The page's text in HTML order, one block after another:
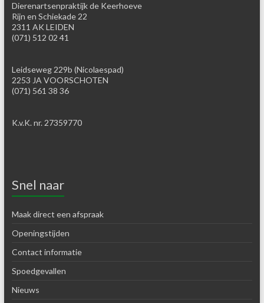
Dierenartsenpraktijk de Keerhoeve
Rijn en Schiekade 22
2311 AK LEIDEN
(071) 512 02 41
Leidseweg 229b (Nicolaespad)
2253 JA VOORSCHOTEN
(071) 561 38 36
K.v.K. nr. 27359770
Snel naar
Maak direct een afspraak
Openingstijden
Contact informatie
Spoedgevallen
Nieuws